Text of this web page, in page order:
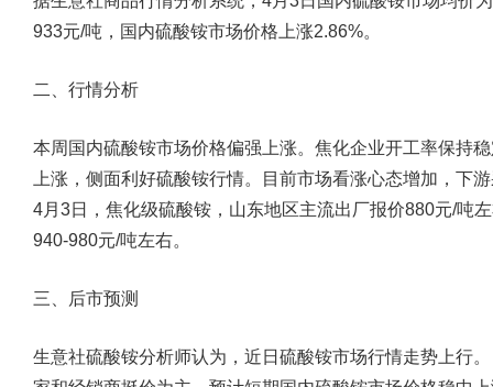
933元/吨，国内硫酸铵市场价格上涨2.86%。
二、行情分析
本周国内硫酸铵市场价格偏强上涨。焦化企业开工率保持
上涨，侧面利好硫酸铵行情。目前市场看涨心态增加，下
4月3日，焦化级硫酸铵，山东地区主流出厂报价880元/吨
940-980元/吨左右。
三、后市预测
生意社硫酸铵分析师认为，近日硫酸铵市场行情走势上行